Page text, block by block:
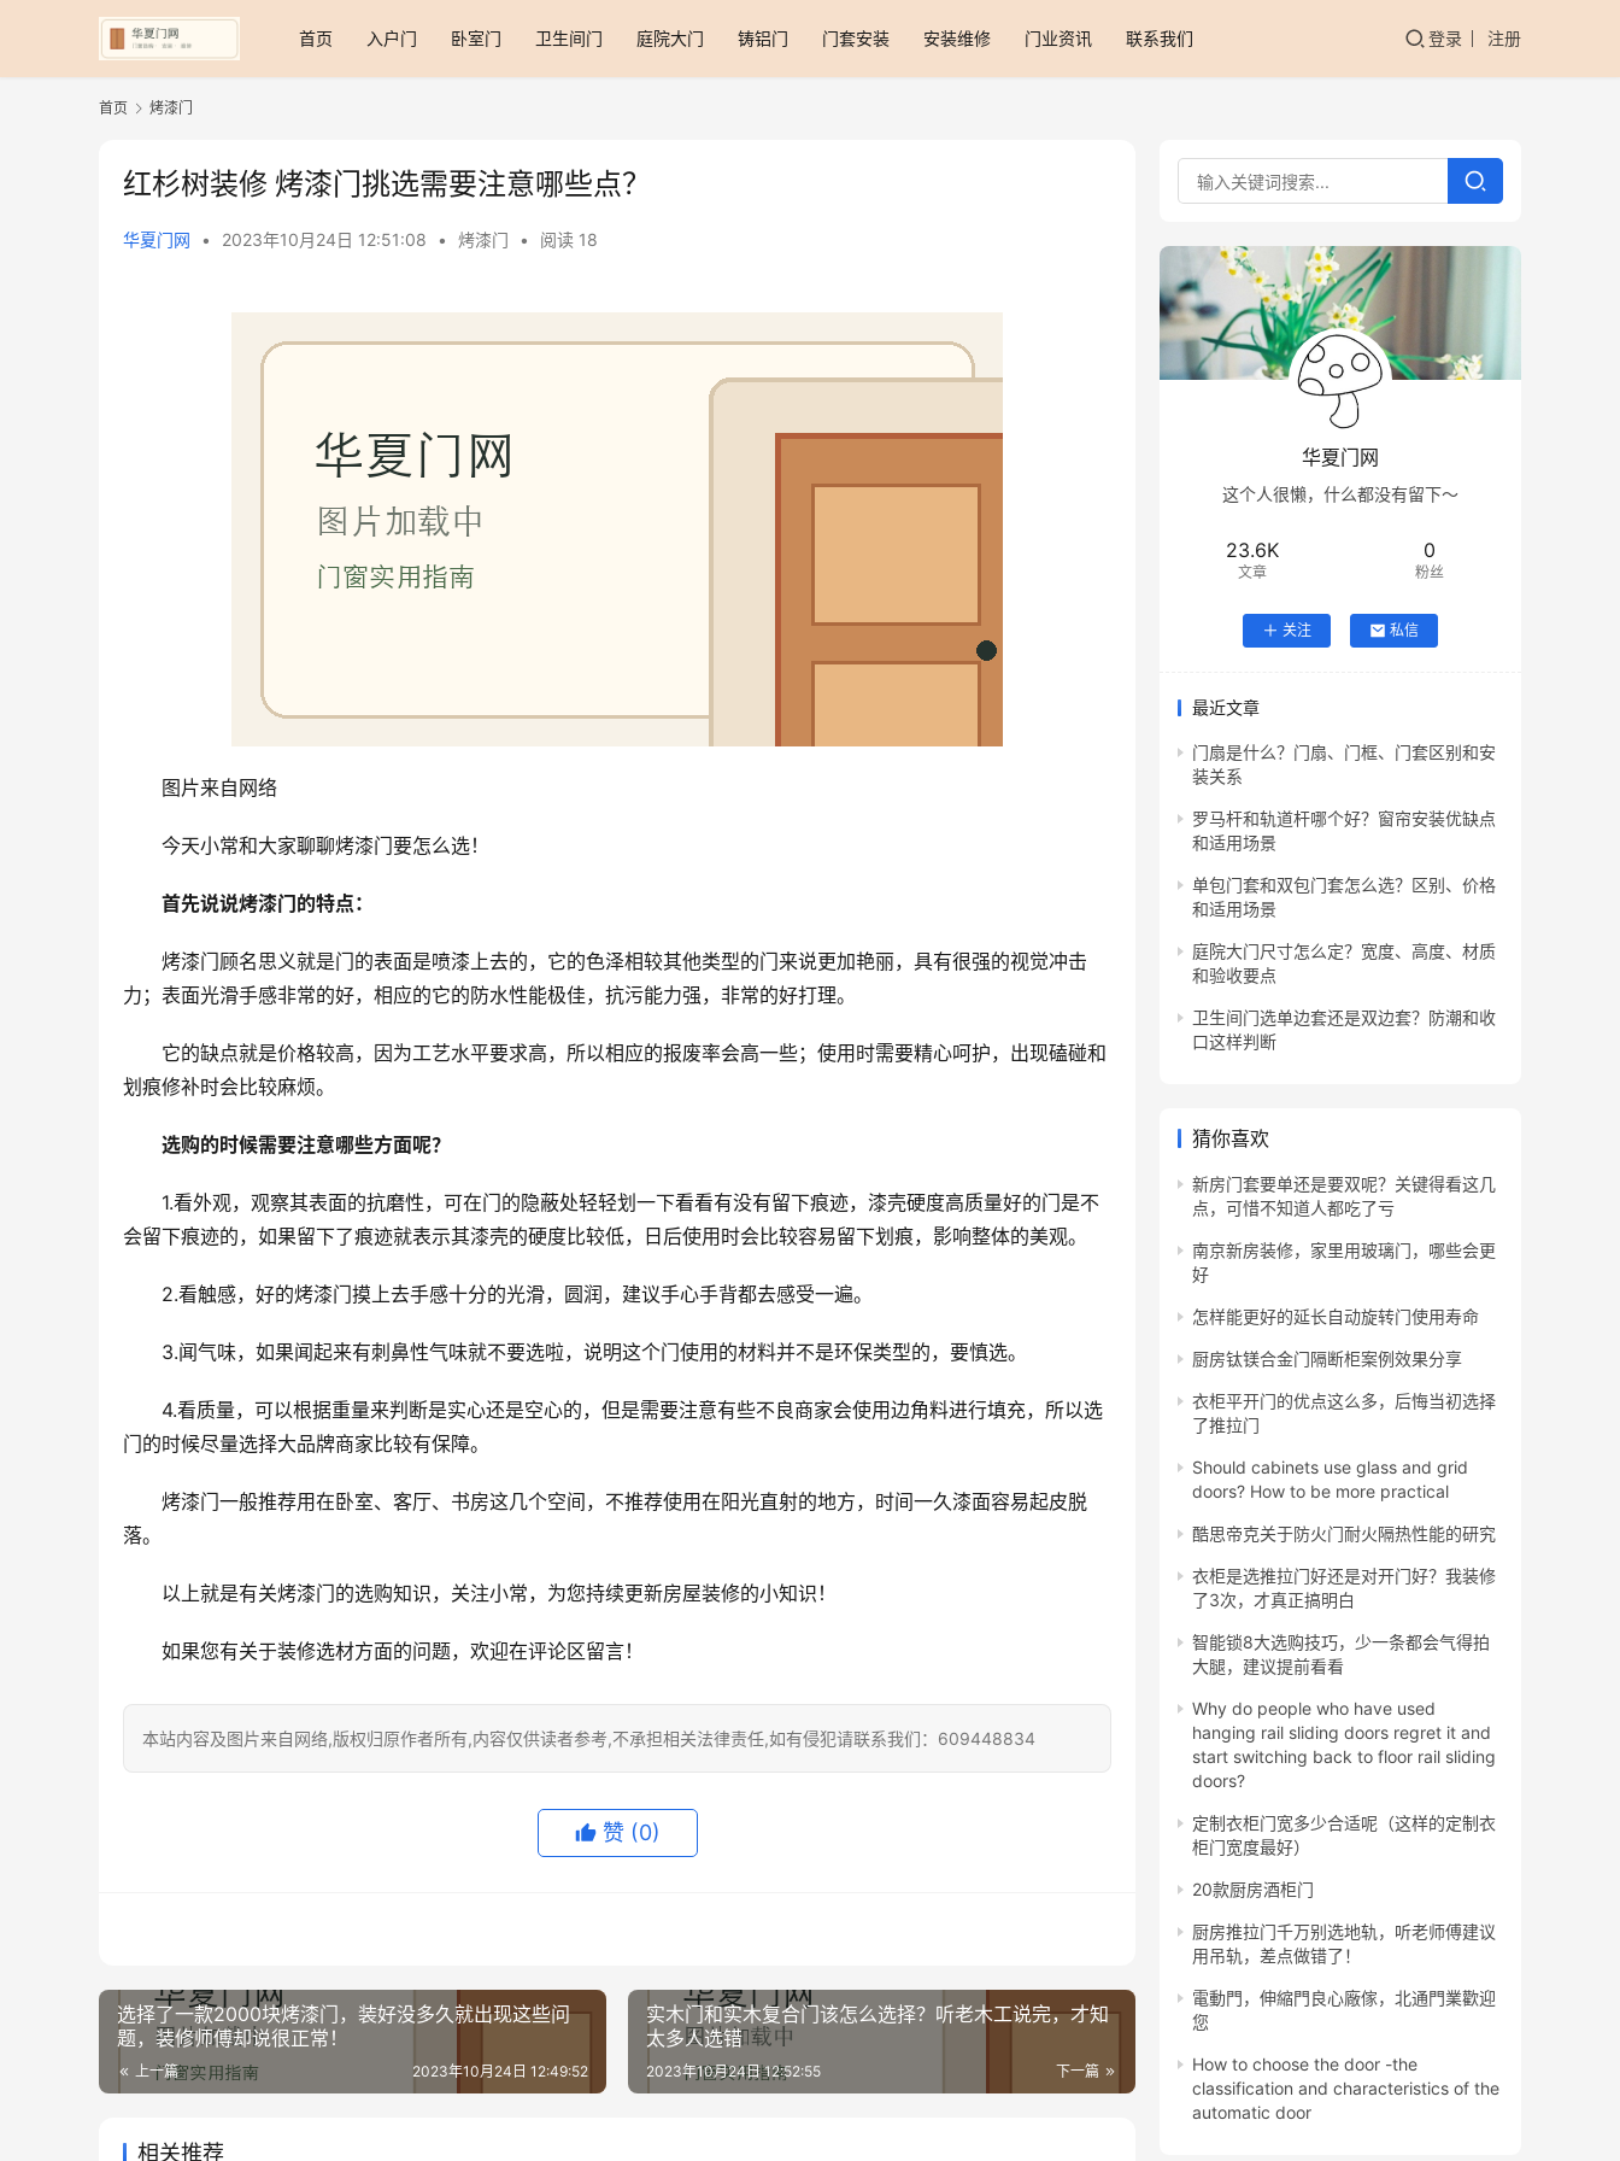
首页 入户门 卧室门 卫生间门 庭院大门 铸铝门 门套安装 安装维修 门业资讯 联系我们 登录 注册
首页 烤漆门
红杉树装修 烤漆门挑选需要注意哪些点？
华夏门网 • 2023年10月24日 12:51:08 • 烤漆门 • 阅读 18
图片来自网络
今天小常和大家聊聊烤漆门要怎么选！
首先说说烤漆门的特点：
烤漆门顾名思义就是门的表面是喷漆上去的，它的色泽相较其他类型的门来说更加艳丽，具有很强的视觉冲击
力；表面光滑手感非常的好，相应的它的防水性能极佳，抗污能力强，非常的好打理。
它的缺点就是价格较高，因为工艺水平要求高，所以相应的报废率会高一些；使用时需要精心呵护，出现磕碰和
划痕修补时会比较麻烦。
选购的时候需要注意哪些方面呢？
1.看外观，观察其表面的抗磨性，可在门的隐蔽处轻轻划一下看看有没有留下痕迹，漆壳硬度高质量好的门是不
会留下痕迹的，如果留下了痕迹就表示其漆壳的硬度比较低，日后使用时会比较容易留下划痕，影响整体的美观。
2.看触感，好的烤漆门摸上去手感十分的光滑，圆润，建议手心手背都去感受一遍。
3.闻气味，如果闻起来有刺鼻性气味就不要选啦，说明这个门使用的材料并不是环保类型的，要慎选。
4.看质量，可以根据重量来判断是实心还是空心的，但是需要注意有些不良商家会使用边角料进行填充，所以选
门的时候尽量选择大品牌商家比较有保障。
烤漆门一般推荐用在卧室、客厅、书房这几个空间，不推荐使用在阳光直射的地方，时间一久漆面容易起皮脱
落。
以上就是有关烤漆门的选购知识，关注小常，为您持续更新房屋装修的小知识！
如果您有关于装修选材方面的问题，欢迎在评论区留言！
本站内容及图片来自网络,版权归原作者所有,内容仅供读者参考,不承担相关法律责任,如有侵犯请联系我们：609448834
赞 (0)
选择了一款2000块烤漆门，装好没多久就出现这些问
题，装修师傅却说很正常！
上一篇 2023年10月24日 12:49:52
实木门和实木复合门该怎么选择？听老木工说完，才知
太多人选错
下一篇
2023年10月24日 12:52:55
相关推荐
华夏门网
这个人很懒，什么都没有留下～
23.6K
文章
0
粉丝
关注 私信
最近文章
门扇是什么？门扇、门框、门套区别和安
装关系
罗马杆和轨道杆哪个好？窗帘安装优缺点
和适用场景
单包门套和双包门套怎么选？区别、价格
和适用场景
庭院大门尺寸怎么定？宽度、高度、材质
和验收要点
卫生间门选单边套还是双边套？防潮和收
口这样判断
猜你喜欢
新房门套要单还是要双呢？关键得看这几
点，可惜不知道人都吃了亏
南京新房装修，家里用玻璃门，哪些会更
好
怎样能更好的延长自动旋转门使用寿命
厨房钛镁合金门隔断柜案例效果分享
衣柜平开门的优点这么多，后悔当初选择
了推拉门
Should cabinets use glass and grid
doors? How to be more practical
酷思帝克关于防火门耐火隔热性能的研究
衣柜是选推拉门好还是对开门好？我装修
了3次，才真正搞明白
智能锁8大选购技巧，少一条都会气得拍
大腿，建议提前看看
Why do people who have used
hanging rail sliding doors regret it and
start switching back to floor rail sliding
doors?
定制衣柜门宽多少合适呢（这样的定制衣
柜门宽度最好）
20款厨房酒柜门
厨房推拉门千万别选地轨，听老师傅建议
用吊轨，差点做错了！
電動門，伸縮門良心廠傢，北通門業歡迎
您
How to choose the door -the
classification and characteristics of the
automatic door